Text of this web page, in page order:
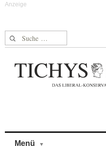
Suche nach:
Menü